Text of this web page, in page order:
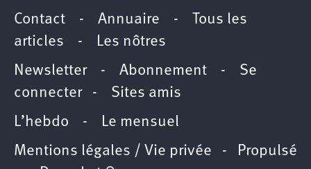
Contact - Annuaire -
Tous les
articles - Les nôtres
Newsletter- Abonnement - Se
connecter- Sites amis
L’hebdo - Le mensuel
Mentions légales / Vie privée - Propulsé